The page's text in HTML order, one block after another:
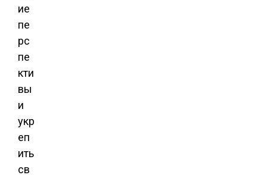
ие
пе
рс
пе
кти
вы
и
укр
еп
ить
св